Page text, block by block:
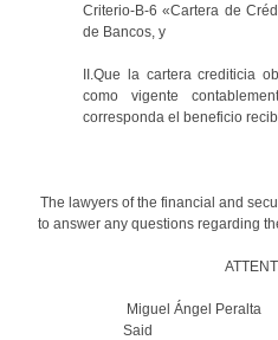
Criterio-B-6 «Cartera de
de Bancos, y
II.Que la cartera crediticia
como vigente
corresponda el beneficio
The lawyers of the financial and
to answer any questions regarding
Miguel Ángel
Said Patrick